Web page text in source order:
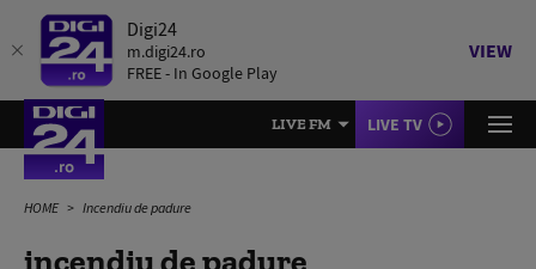
Digi24
m.digi24.ro
FREE - In Google Play
VIEW
LIVE FM LIVE TV
HOME Incendiu de padure